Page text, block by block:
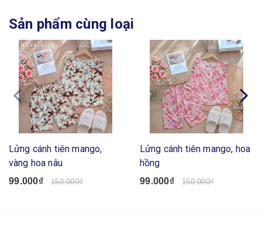
Sản phẩm cùng loại
Lửng cánh tiên mango,
vàng hoa nâu
99.000₫ 150.000₫
Lửng cánh tiên mango, hoa
hồng
99.000₫ 150.000₫